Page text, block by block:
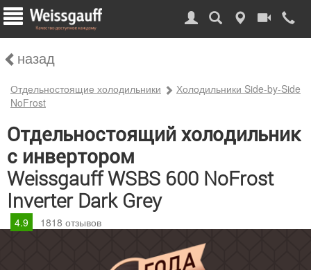
назад
Отдельностоящие холодильники
Холодильники Side-by-Side
NoFrost
Отдельностоящий холодильник
с инвертором
Weissgauff WSBS 600 NoFrost
Inverter Dark Grey
4.9 1818 отзывов